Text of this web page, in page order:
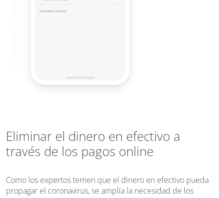
Eliminar el dinero en efectivo a
través de los pagos online
Como los expertos temen que el dinero en efectivo pueda
propagar el coronavirus, se amplía la necesidad de los